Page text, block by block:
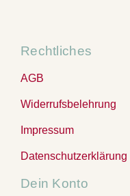
Rechtliches
AGB
Widerrufsbelehrung
Impressum
Datenschutzerklärung
Dein Konto